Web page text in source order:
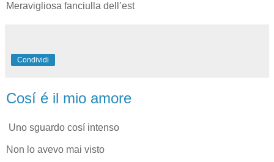
Meravigliosa fanciulla dell’est
Condividi
Cosí é il mio amore
Uno sguardo cosí intenso
Non lo avevo mai visto